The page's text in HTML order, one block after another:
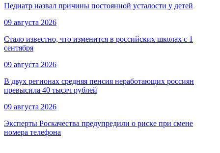
Педиатр назвал причины постоянной усталости у детей
09 августа 2026
Стало известно, что изменится в российских школах с 1
сентября
09 августа 2026
В двух регионах средняя пенсия неработающих россиян
превысила 40 тысяч рублей
09 августа 2026
Эксперты Роскачества предупредили о риске при смене
номера телефона